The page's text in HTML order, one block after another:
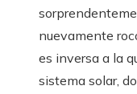
nuevamente
es inversa a la
sistema solar,